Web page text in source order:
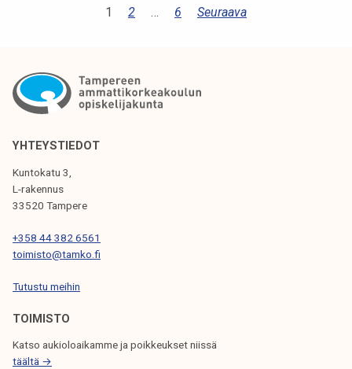
s
1
2
0
4
I
K
K
E
L
E
S
I
V
1 2 … 6 Seuraava
YHTEYSTIEDOT
Kuntokatu 3,
L-rakennus
33520 Tampere
+358 44 382 6561
toimisto@tamko.fi
Tutustu meihin
TOIMISTO
Katso aukioloaikamme ja poikkeukset niissä
täältä →